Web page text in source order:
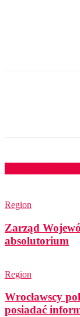
Region
Zarząd
absolutorium
Region
Wrocławscy
posiadać